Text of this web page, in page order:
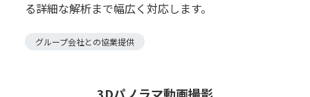
る詳細な解析まで幅広く対応します。
グループ会社との協業提供